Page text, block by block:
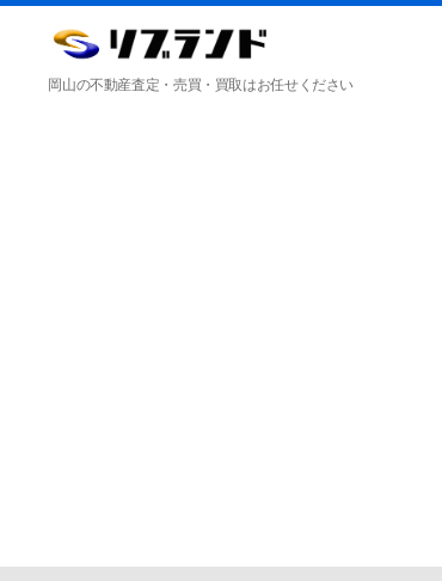
合
同
岡山の不動産査定・売買・買取はお任せください